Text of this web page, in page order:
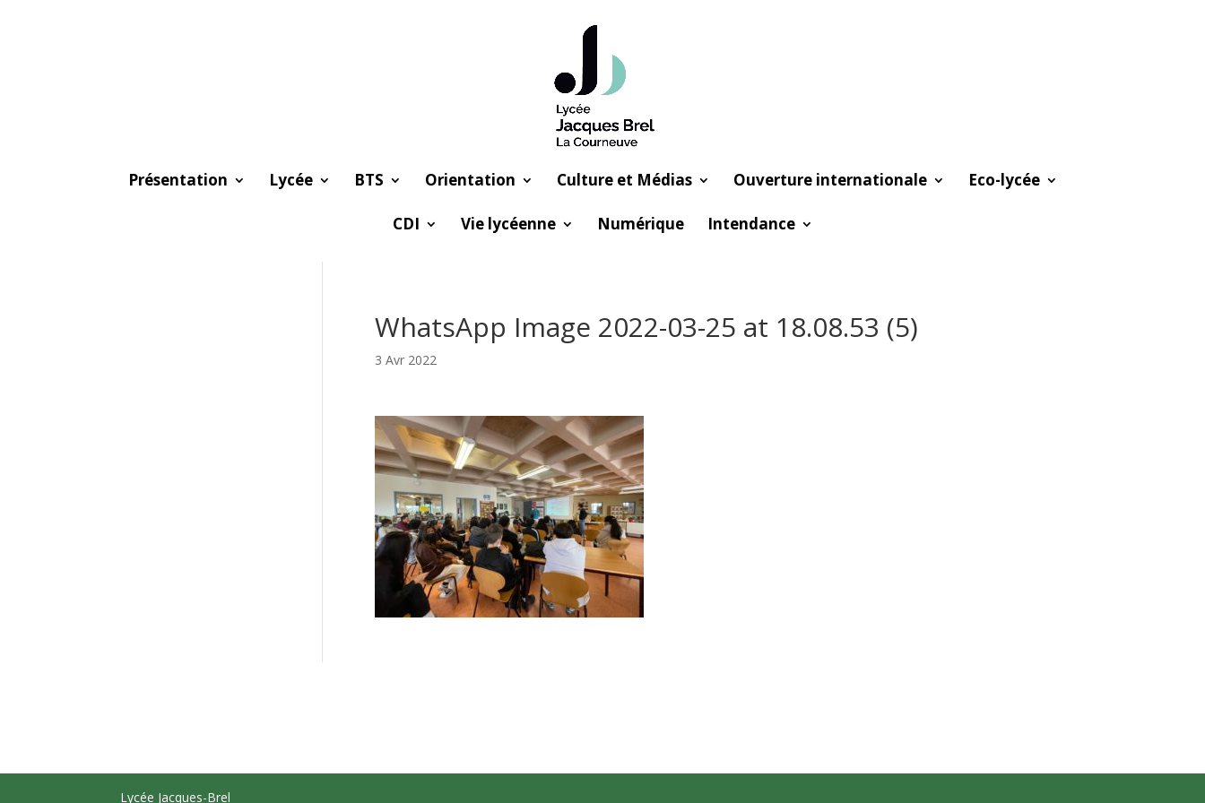
Présentation Lycée BTS Orientation Culture et Médias Ouverture internationale Eco-lycée
CDI Vie lycéenne Numérique Intendance
WhatsApp Image 2022-03-25 at 18.08.53 (5)
3 Avr 2022
Lycée Jacques-Brel